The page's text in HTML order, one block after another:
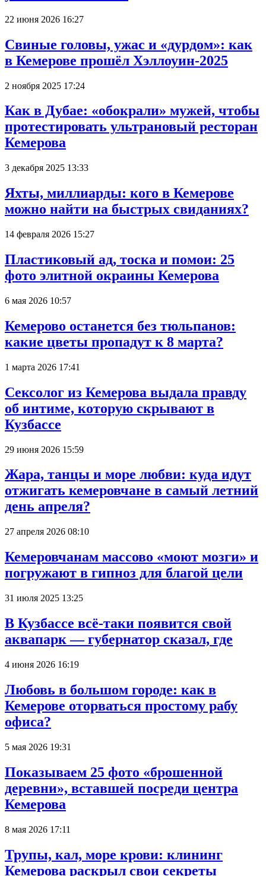
22 июня 2026 16:27
Свиные головы, ужас и «дурдом»: как
в Кемерове прошёл Хэллоуин-2025
2 ноября 2025 17:24
Как в Дубае: «обокрали» мужей, чтобы
протестировать ультрановый ресторан
Кемерова
3 декабря 2025 13:33
Яхты, миллиарды: кого в Кемерове
можно найти на быстрых свиданиях?
14 февраля 2026 15:27
Пластиковый ад, тоска и помои: 25
фото элитной окраины Кемерова
6 мая 2026 10:57
Кемерово останется без тюльпанов:
какие цветы пропадут к 8 марта?
1 марта 2026 17:41
Сексолог из Кемерова выдала правду
об интиме, которую скрывают в
Кузбассе
29 июня 2026 15:59
Жара, танцы и море любви: куда идут
отжигать кемеровчане в самый летний
день апреля?
27 апреля 2026 08:10
Кемеровчанам массово «моют мозги» и
погружают в гипноз для благой цели
31 июля 2025 13:25
В Кузбассе всё-таки появится свой
аквапарк — губернатор сказал, где
4 июня 2026 16:19
Любовь в большом городе: как в
Кемерове оторваться простому рабу
офиса?
5 мая 2026 19:31
Показываем 25 фото «брошенной
деревни», вставшей посреди центра
Кемерова
8 мая 2026 17:11
Трупы, кал, море крови: клининг
Кемерова раскрыл свои секреты